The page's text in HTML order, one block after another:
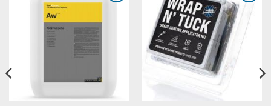
ønskeliste
Legg til
ønskeliste